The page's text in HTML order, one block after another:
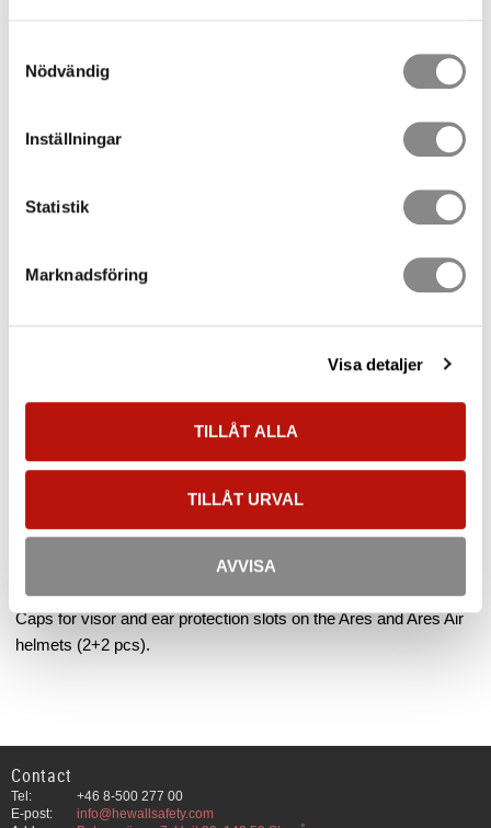
Nödvändig
Inställningar
Statistik
Marknadsföring
Visa detaljer
TILLÅT ALLA
TILLÅT URVAL
AVVISA
110,00
Pack
Article SKU
074504
Show all products from CAMP Safety
Caps visor/ear slots
Ares/Ares Air 4-pack
Caps for visor and ear protection slots on the Ares and Ares Air
helmets (2+2 pcs).
Contact
Tel:
+46 8-500 277 00
E-post:
info@hewallsafety.com